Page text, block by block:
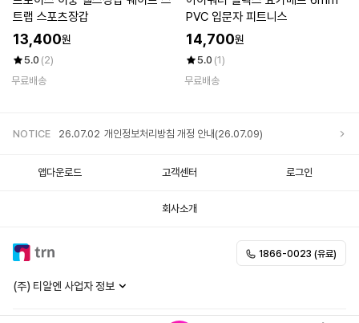
트랩 스포츠장갑
13,400원
5.0 (2)
무료배송
PVC 입문자 피트니스
14,700원
5.0 (1)
무료배송
NOTICE 26.07.02 개인정보처리방침 개정 안내(26.07.09)
25.12.05 개인정보처리방침 개정 안내
개인정보처리방침 개정 안내
앱다운로드 고객센터 로그인
회사소개
(주) 티알엔 사업자 정보
1866-0023 (유료)